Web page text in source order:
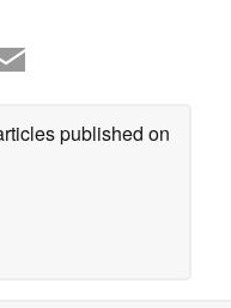
published on